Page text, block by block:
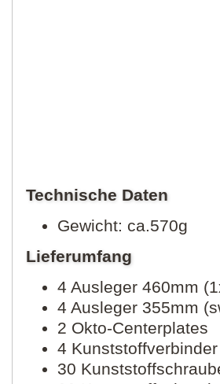
Technische Daten
Gewicht: ca.570g
Lieferumfang
4 Ausleger 460mm
4 Ausleger 355mm
2 Okto-Centerplates
4
30